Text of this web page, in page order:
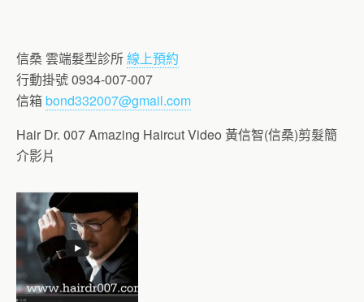
信桑 雲端髮型診所線上預約
行動掛號 0934-007-007
信箱bond332007@gmail.com
Hair Dr. 007 Amazing Haircut Video 黃信智(信桑)剪髮簡
介影片